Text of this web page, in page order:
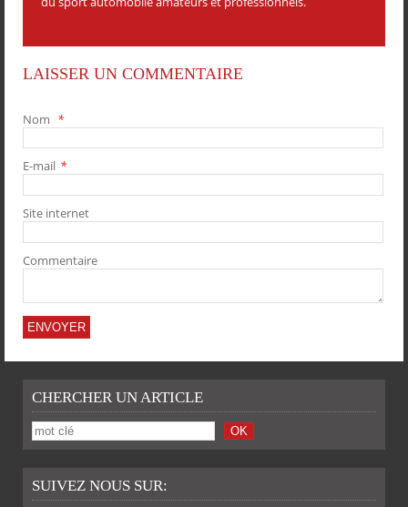
LAISSER UN COMMENTAIRE
Nom *
E-mail *
Site internet
Commentaire
CHERCHER UN ARTICLE
SUIVEZ NOUS SUR: